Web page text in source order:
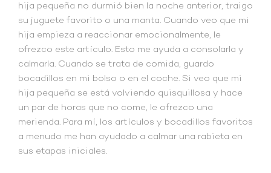
hija pequeña no durmió bien la noche anterior, traigo
su juguete favorito o una manta. Cuando veo que mi
hija empieza a reaccionar emocionalmente, le
ofrezco este artículo. Esto me ayuda a consolarla y
calmarla. Cuando se trata de comida, guardo
bocadillos en mi bolso o en el coche. Si veo que mi
hija pequeña se está volviendo quisquillosa y hace
un par de horas que no come, le ofrezco una
merienda. Para mí, los artículos y bocadillos favoritos
a menudo me han ayudado a calmar una rabieta en
sus etapas iniciales.